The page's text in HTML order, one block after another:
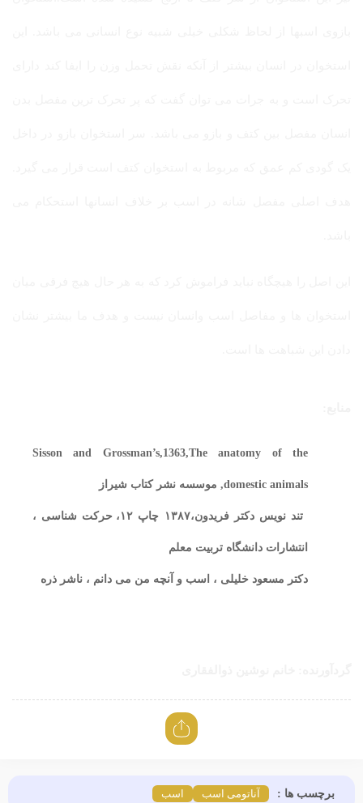
Sisson and Grossman’s,1363,The anatomy of the
domestic animals, موسسه نشر کتاب شیراز
تند نویس دکتر فریدون،۱۳۸۷ چاپ ۱۲، حرکت شناسی ،
انتشارات دانشگاه تربیت معلم
دکتر مسعود خلیلی ، اسب و آنچه من می دانم ، ناشر ذره
برچسب ها : آناتومی اسب اسب